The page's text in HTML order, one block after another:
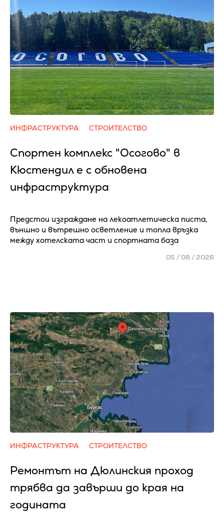
ИНФРАСТРУКТУРА СТРОИТЕЛСТВО
Спортен комплекс "Осогово" в
Кюстендил е с обновена
инфраструктура
Предстои изграждане на лекоатлетическа писта,
външно и вътрешно осветление и топла връзка
между хотелската част и спортната база
05 / 08 / 2026
ИНФРАСТРУКТУРА СТРОИТЕЛСТВО
Ремонтът на Дюлинския проход
трябва да завърши до края на
годината